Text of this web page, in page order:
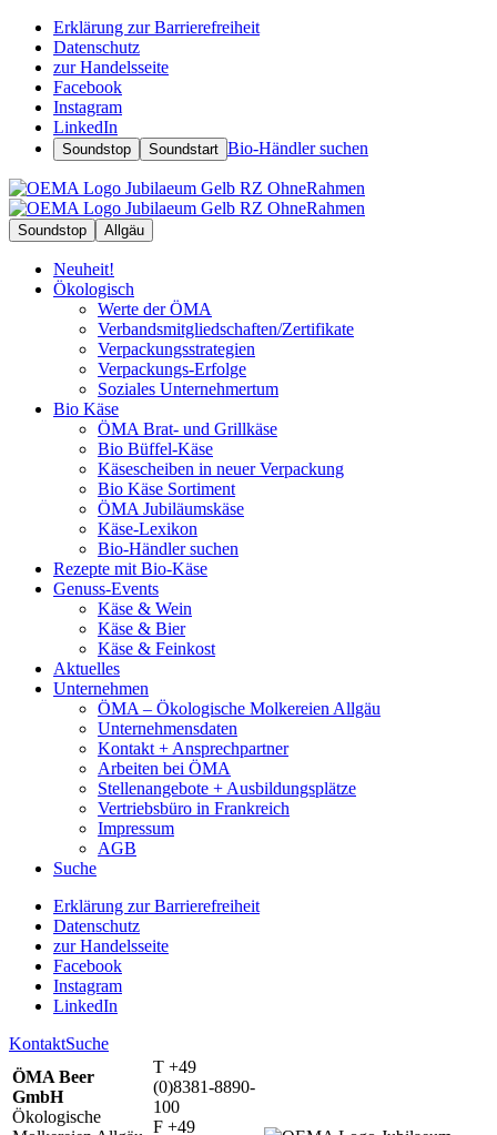
Erklärung zur Barrierefreiheit
Datenschutz
zur Handelsseite
Facebook
Instagram
LinkedIn
Soundstop Soundstart Bio-Händler suchen
Soundstop Allgäu
Neuheit!
Ökologisch
Werte der ÖMA
Verbandsmitgliedschaften/Zertifikate
Verpackungsstrategien
Verpackungs-Erfolge
Soziales Unternehmertum
Bio Käse
ÖMA Brat- und Grillkäse
Bio Büffel-Käse
Käsescheiben in neuer Verpackung
Bio Käse Sortiment
ÖMA Jubiläumskäse
Käse-Lexikon
Bio-Händler suchen
Rezepte mit Bio-Käse
Genuss-Events
Käse & Wein
Käse & Bier
Käse & Feinkost
Aktuelles
Unternehmen
ÖMA – Ökologische Molkereien Allgäu
Unternehmensdaten
Kontakt + Ansprechpartner
Arbeiten bei ÖMA
Stellenangebote + Ausbildungsplätze
Vertriebsbüro in Frankreich
Impressum
AGB
Suche
Erklärung zur Barrierefreiheit
Datenschutz
zur Handelsseite
Facebook
Instagram
LinkedIn
KontaktSuche
ÖMA Beer
GmbH
Ökologische
T +49
(0)8381-8890-
100
F +49